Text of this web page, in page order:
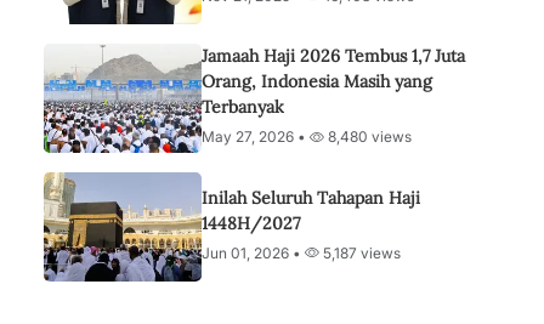
Jamaah Haji 2026 Tembus 1,7 Juta
Orang, Indonesia Masih yang
Terbanyak
May 27, 2026 • 8,480 views
Inilah Seluruh Tahapan Haji
1448H/2027
Jun 01, 2026 • 5,187 views